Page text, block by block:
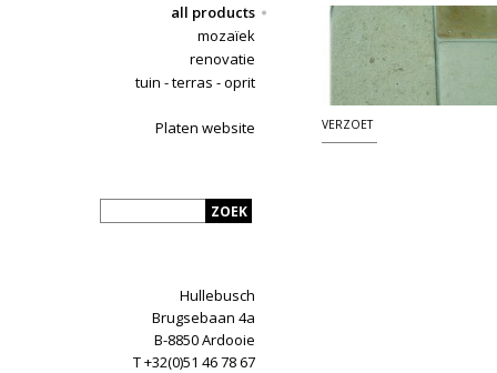
all products
mozaïek
renovatie
tuin - terras - oprit
Platen website
Hullebusch
Brugsebaan 4a
B-8850 Ardooie
T +32(0)51 46 78 67
VERZOET